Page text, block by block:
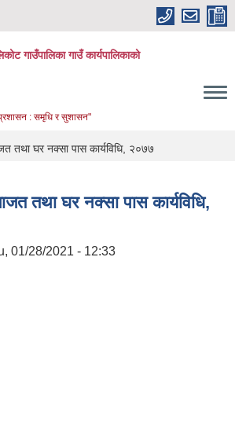
गाउँपालिका गाउँ कार्यपालिकाको
: समृधि र सुशासन"
तथा घर नक्सा पास कार्यविधि, २०७७
तथा घर नक्सा पास कार्यविधि,
01/28/2021 - 12:33